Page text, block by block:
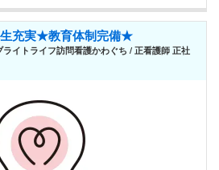
充実★教育体制完備★
イトライフ訪問看護かわぐち / 正看護師 正社